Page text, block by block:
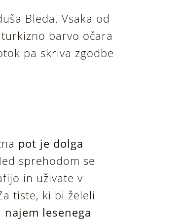
Bleda. Vsaka od
barvo očara
pa skriva zgodbe
pot je dolga
sprehodom se
in uživate v
tiste, ki bi želeli
lesenega